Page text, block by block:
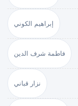
إبراهيم الكوني
فاطمة شرف الدين
نزار قباني